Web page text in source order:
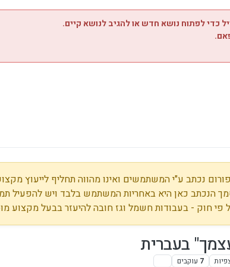
כדי לפתוח נושא חדש או להגיב לנושא קיים.
נכתב ע"י המשתמשים ואינו מהווה תחליף לייעוץ
הנכתב כאן היא באחריות המשתמש בלבד ויש להפעיל
חוק - בעבודות חשמל וגז חובה להיעזר בבעל מקצוע
בעברית
7 עוקבים